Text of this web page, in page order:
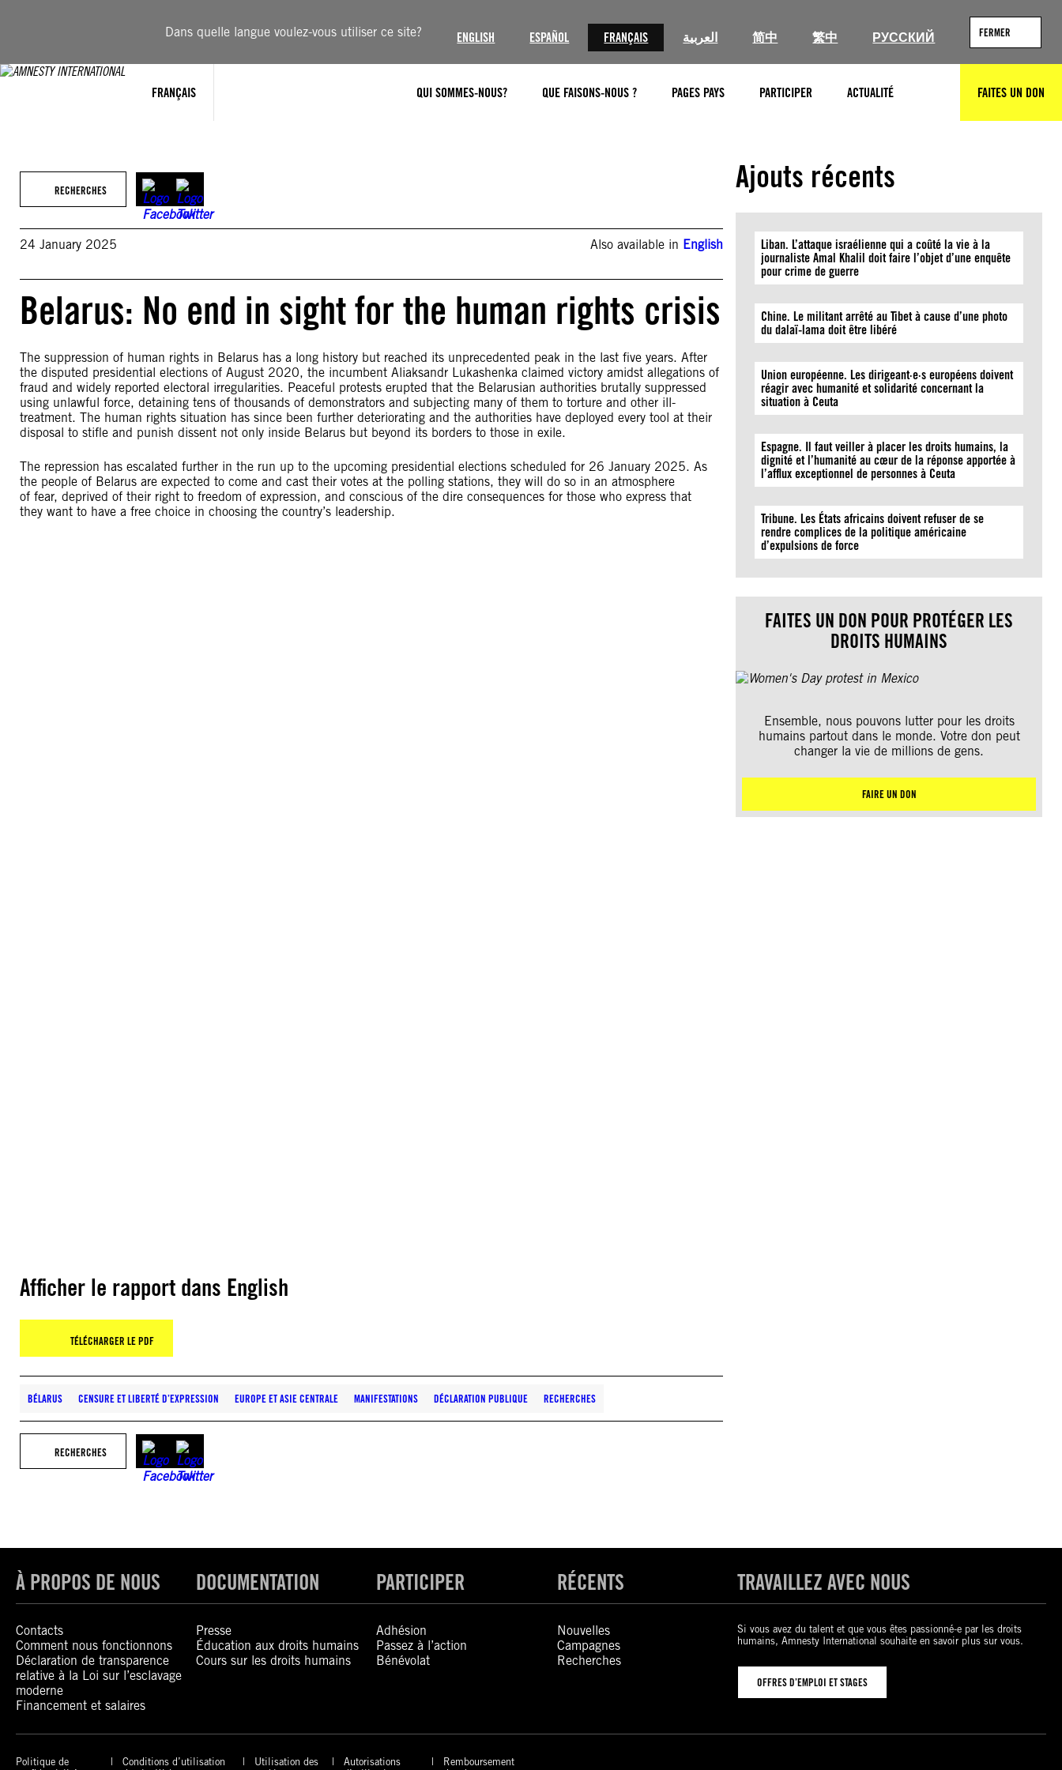
Dans quelle langue voulez-vous utiliser ce site? ENGLISH ESPAÑOL FRANÇAIS العربية 简中 繁中 РУССКИЙ FERMER
FRANÇAIS QUI SOMMES-NOUS? QUE FAISONS-NOUS ? PAGES PAYS PARTICIPER ACTUALITÉ RECHERCHERFAITES UN DON
RECHERCHES
24 January 2025 Also available in English
Belarus: No end in sight for the human rights crisis
The suppression of human rights in Belarus has a long history but reached its unprecedented peak in the last five years. After
the disputed presidential elections of August 2020, the incumbent Aliaksandr Lukashenka claimed victory amidst allegations of
fraud and widely reported electoral irregularities. Peaceful protests erupted that the Belarusian authorities brutally suppressed
using unlawful force, detaining tens of thousands of demonstrators and subjecting many of them to torture and other ill-
treatment. The human rights situation has since been further deteriorating and the authorities have deployed every tool at their
disposal to stifle and punish dissent not only inside Belarus but beyond its borders to those in exile.
The repression has escalated further in the run up to the upcoming presidential elections scheduled for 26 January 2025. As
the people of Belarus are expected to come and cast their votes at the polling stations, they will do so in an atmosphere
of fear, deprived of their right to freedom of expression, and conscious of the dire consequences for those who express that
they want to have a free choice in choosing the country’s leadership.
Afficher le rapport dans English
TÉLÉCHARGER LE PDF
BÉLARUS CENSURE ET LIBERTÉ D’EXPRESSION EUROPE ET ASIE CENTRALE MANIFESTATIONS DÉCLARATION PUBLIQUE RECHERCHES
RECHERCHES
Ajouts récents
Liban. L’attaque israélienne qui a coûté la vie à la
journaliste Amal Khalil doit faire l’objet d’une enquête
pour crime de guerre
Chine. Le militant arrêté au Tibet à cause d’une photo
du dalaï-lama doit être libéré
Union européenne. Les dirigeant·e·s européens doivent
réagir avec humanité et solidarité concernant la
situation à Ceuta
Espagne. Il faut veiller à placer les droits humains, la
dignité et l’humanité au cœur de la réponse apportée à
l’afflux exceptionnel de personnes à Ceuta
Tribune. Les États africains doivent refuser de se
rendre complices de la politique américaine
d’expulsions de force
FAITES UN DON POUR PROTÉGER LES
DROITS HUMAINS
Ensemble, nous pouvons lutter pour les droits
humains partout dans le monde. Votre don peut
changer la vie de millions de gens.
FAIRE UN DON
À PROPOS DE NOUS
Contacts
Comment nous fonctionnons
Déclaration de transparence
relative à la Loi sur l’esclavage
moderne
Financement et salaires
DOCUMENTATION
Presse
Éducation aux droits humains
Cours sur les droits humains
PARTICIPER
Adhésion
Passez à l’action
Bénévolat
RÉCENTS
Nouvelles
Campagnes
Recherches
TRAVAILLEZ AVEC NOUS
Si vous avez du talent et que vous êtes passionné-e par les droits
humains, Amnesty International souhaite en savoir plus sur vous.
OFFRES D’EMPLOI ET STAGES
Politique de
Conditions d’utilisation
Utilisation des
Autorisations
Remboursement